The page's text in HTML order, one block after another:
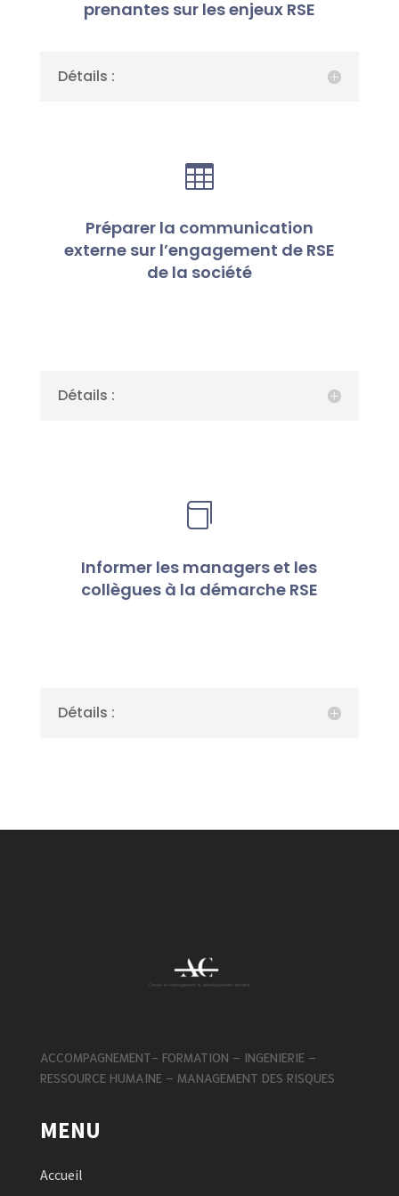
prenantes sur les enjeux RSE
Détails :

Préparer la communication
externe sur l’engagement de RSE
de la société
Détails :

Informer les managers et les
collègues à la démarche RSE
Détails :
ACCOMPAGNEMENT- FORMATION – INGENIERIE –
RESSOURCE HUMAINE – MANAGEMENT DES RISQUES
MENU
Accueil